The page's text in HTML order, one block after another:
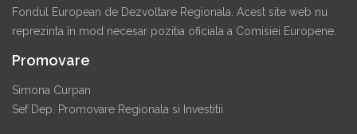
Fondul European de Dezvoltare Regionala. Acest site web nu
reprezinta în mod necesar pozitia oficiala a Comisiei Europene.
Promovare
Simona Curpan
Sef Dep. Promovare Regionala si Investitii